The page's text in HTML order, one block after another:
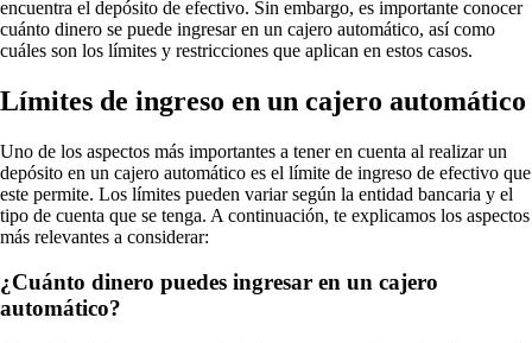
encuentra el depósito de efectivo. Sin embargo, es importante conocer
cuánto dinero se puede ingresar en un cajero automático, así como
cuáles son los límites y restricciones que aplican en estos casos.
Límites de ingreso en un cajero automático
Uno de los aspectos más importantes a tener en cuenta al realizar un
depósito en un cajero automático es el límite de ingreso de efectivo que
este permite. Los límites pueden variar según la entidad bancaria y el
tipo de cuenta que se tenga. A continuación, te explicamos los aspectos
más relevantes a considerar:
¿Cuánto dinero puedes ingresar en un cajero
automático?